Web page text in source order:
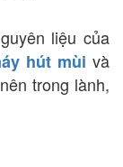
liệu của
hút mùi và
trong lành,